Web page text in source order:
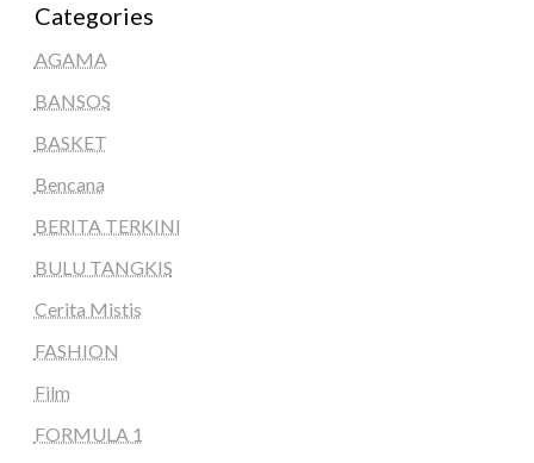
Categories
AGAMA
BANSOS
BASKET
Bencana
BERITA TERKINI
BULU TANGKIS
Cerita Mistis
FASHION
Film
FORMULA 1